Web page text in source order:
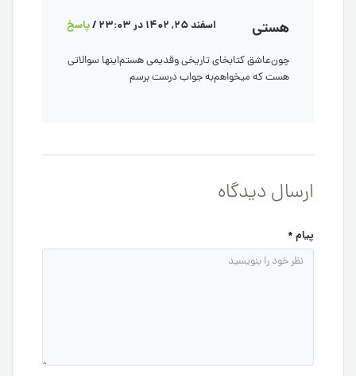
هستی اسفند 25, 1402 در 23:03 /پاسخ
چون‌عاشق کتابخای تاریخی و‌قدیمی هستم‌اینها سوالاتی
هست که میخواهم‌به جواب درست برسم
ارسال دیدگاه
پیام*